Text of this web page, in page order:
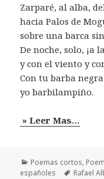
Zarparé, al alba,
hacia Palos de
sobre una barca
De noche, solo, ¡a
y con el viento y
Con tu barba
yo barbilampiño.
» Leer Mas…
Categorías
Poemas cortos,
españoles
Etiquetas
Rafael